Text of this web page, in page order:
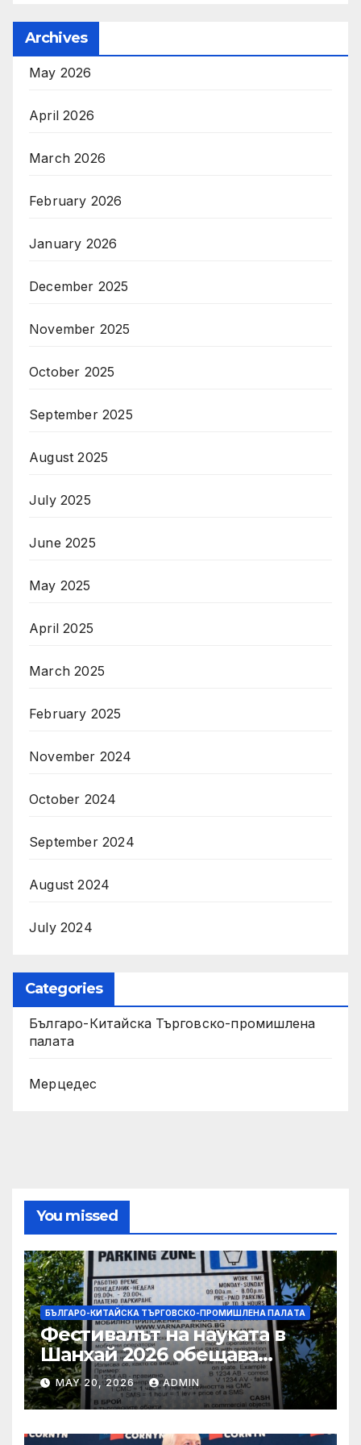
Archives
May 2026
April 2026
March 2026
February 2026
January 2026
December 2025
November 2025
October 2025
September 2025
August 2025
July 2025
June 2025
May 2025
April 2025
March 2025
February 2025
November 2024
October 2024
September 2024
August 2024
July 2024
Categories
Българо-Китайска Търговско-промишлена
палaта
Мерцедес
You missed
БЪЛГАРО-КИТАЙСКА ТЪРГОВСКО-ПРОМИШЛЕНА ПАЛAТА
Фестивалът на науката в
Шанхай 2026 обещава
вълнуващи научно-
технологични иновации
MAY 20, 2026 ADMIN